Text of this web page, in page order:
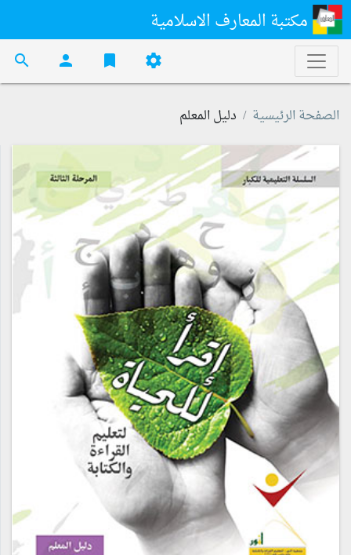
مكتبة المعارف الاسلامية
settings
bookmark
person
search
الصفحة الرئيسية دليل المعلم